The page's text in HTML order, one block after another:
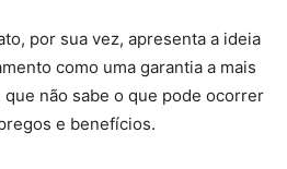
por sua vez, apresenta a ideia
como uma garantia a mais
não sabe o que pode ocorrer
e benefícios.